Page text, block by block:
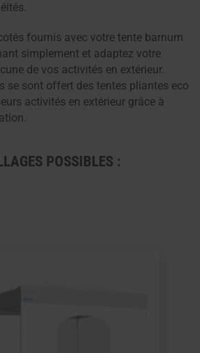
fournis avec votre tente barnum
simplement et adaptez votre
de vos activités en extérieur.
se sont offert des tentes pliantes eco
activités en extérieur grâce à
POSSIBLES :